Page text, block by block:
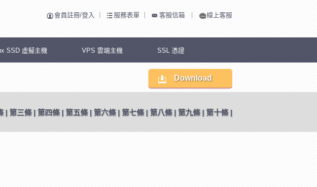
會員註冊/登入 服務表單 客服信箱 線上客服
SSD 虛擬主機 VPS 雲端主機 SSL 憑證
Download
| 第三條 | 第四條 | 第五條 | 第六條 | 第七條 | 第八條 | 第九條 | 第十條 |